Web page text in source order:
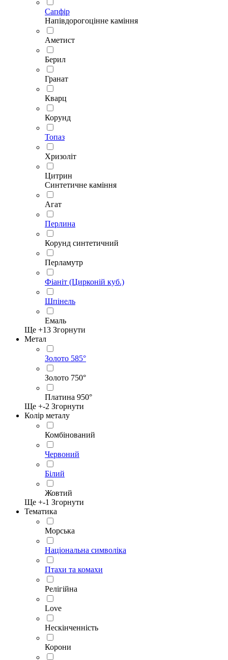
Сапфір
Напівдорогоцінне каміння
Аметист
Берил
Гранат
Кварц
Корунд
Топаз
Хризоліт
Цитрин
Синтетичне каміння
Агат
Перлина
Корунд синтетичний
Перламутр
Фіаніт (Цирконій куб.)
Шпінель
Емаль
Ще +13 Згорнути
Метал
Золото 585°
Золото 750°
Платина 950°
Ще +-2 Згорнути
Колір металу
Комбінований
Червоний
Білий
Жовтий
Ще +-1 Згорнути
Тематика
Морська
Національна символіка
Птахи та комахи
Релігійна
Love
Нескінченність
Корони